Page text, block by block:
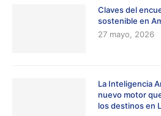
Claves del
sostenible en
27 mayo, 2026
La Inteligencia
nuevo motor
los destinos en